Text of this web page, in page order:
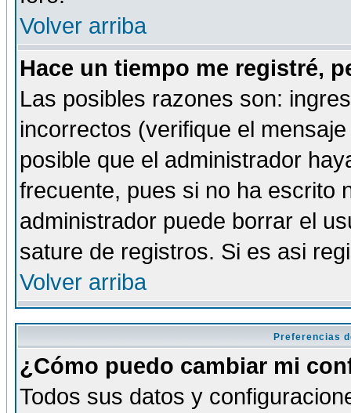
Volver arriba
Hace un tiempo me registré,
Las posibles razones son:
incorrectos (verifique el
posible que el administrador
frecuente, pues si no ha escrito
administrador puede borrar el
sature de registros. Si es asi
Volver arriba
Preferencias
¿Cómo puedo cambiar mi
Todos sus datos y